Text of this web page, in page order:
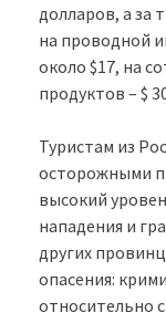
долларов, а за
на проводной
около $17, на
продуктов – $
Туристам из
осторожными
высокий
нападения и
других
опасения:
относительно